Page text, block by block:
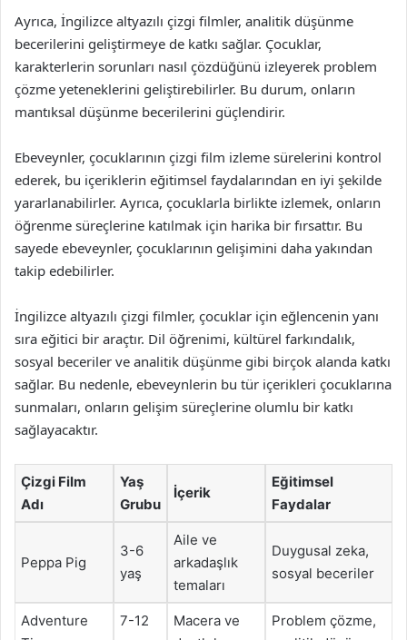
Ayrıca, İngilizce altyazılı çizgi filmler, analitik düşünme
becerilerini geliştirmeye de katkı sağlar. Çocuklar,
karakterlerin sorunları nasıl çözdüğünü izleyerek problem
çözme yeteneklerini geliştirebilirler. Bu durum, onların
mantıksal düşünme becerilerini güçlendirir.
Ebeveynler, çocuklarının çizgi film izleme sürelerini kontrol
ederek, bu içeriklerin eğitimsel faydalarından en iyi şekilde
yararlanabilirler. Ayrıca, çocuklarla birlikte izlemek, onların
öğrenme süreçlerine katılmak için harika bir fırsattır. Bu
sayede ebeveynler, çocuklarının gelişimini daha yakından
takip edebilirler.
İngilizce altyazılı çizgi filmler, çocuklar için eğlencenin yanı
sıra eğitici bir araçtır. Dil öğrenimi, kültürel farkındalık,
sosyal beceriler ve analitik düşünme gibi birçok alanda katkı
sağlar. Bu nedenle, ebeveynlerin bu tür içerikleri çocuklarına
sunmaları, onların gelişim süreçlerine olumlu bir katkı
sağlayacaktır.
Çizgi Film
Adı
Yaş
Grubu
İçerik
Eğitimsel
Faydalar
Peppa Pig
3-6
yaş
Aile ve
arkadaşlık
temaları
Duygusal zeka,
sosyal beceriler
Adventure
7-12
Macera ve
Problem çözme,